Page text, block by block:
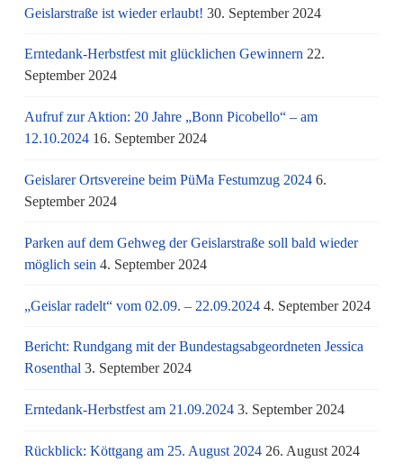
Geislarstraße ist wieder erlaubt! 30. September 2024
Erntedank-Herbstfest mit glücklichen Gewinnern 22.
September 2024
Aufruf zur Aktion: 20 Jahre „Bonn Picobello“ – am
12.10.2024 16. September 2024
Geislarer Ortsvereine beim PüMa Festumzug 2024 6.
September 2024
Parken auf dem Gehweg der Geislarstraße soll bald wieder
möglich sein 4. September 2024
„Geislar radelt“ vom 02.09. – 22.09.2024 4. September 2024
Bericht: Rundgang mit der Bundestagsabgeordneten Jessica
Rosenthal 3. September 2024
Erntedank-Herbstfest am 21.09.2024 3. September 2024
Rückblick: Köttgang am 25. August 2024 26. August 2024